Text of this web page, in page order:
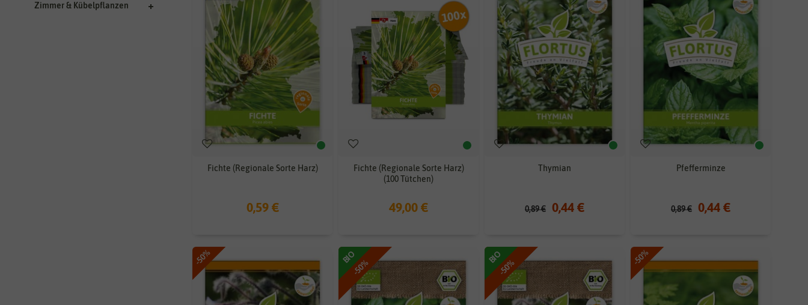
Zimmer & Kübelpflanzen
Fichte (Regionale Sorte Harz)
0,59 €
Fichte (Regionale Sorte Harz)
(100 Tütchen)
49,00 €
Thymian
0,89 € 0,44 €
Pfefferminze
0,89 € 0,44 €
-50%
-50%
BIO
-50%
BIO -50%